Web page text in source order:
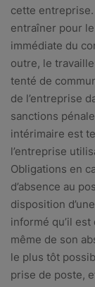
cette
entraîner pour
immédiate du
outre, le
tenté de
de l’entreprise
sanctions
intérimaire est
l’entreprise
Obligations en
d’absence au
disposition
informé qu’il est
même de son
le plus tôt
prise de poste,